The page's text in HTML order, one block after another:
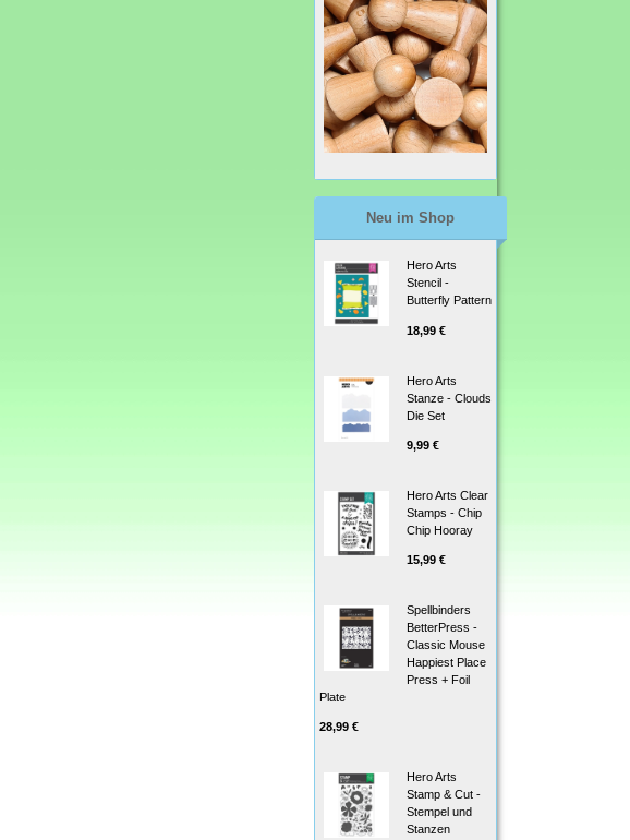
Neu im Shop
Hero Arts
Stencil -
Butterfly Pattern
18,99 €
Hero Arts
Stanze - Clouds
Die Set
9,99 €
Hero Arts Clear
Stamps - Chip
Chip Hooray
15,99 €
Spellbinders
BetterPress -
Classic Mouse
Happiest Place
Press + Foil
Plate
28,99 €
Hero Arts
Stamp & Cut -
Stempel und
Stanzen